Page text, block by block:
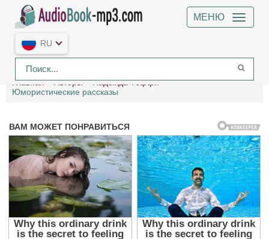
МЕНЮ
RU
Главная Авторы
Надежда Тэффи
Юмористические рассказы